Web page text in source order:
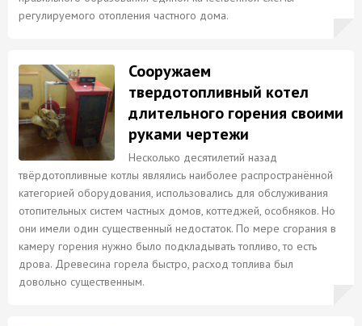
регулируемого отопления частного дома.
Сооружаем
твердотопливный котел
длительного горения своими
руками чертежи
Несколько десятилетий назад
твёрдотопливные котлы являлись наиболее распространённой
категорией оборудования, использовались для обслуживания
отопительных систем частных домов, коттеджей, особняков. Но
они имели один существенный недостаток. По мере сгорания в
камеру горения нужно было подкладывать топливо, то есть
дрова. Древесина горела быстро, расход топлива был
довольно существенным.